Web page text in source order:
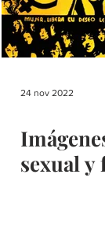
24 nov 2022
sexual y